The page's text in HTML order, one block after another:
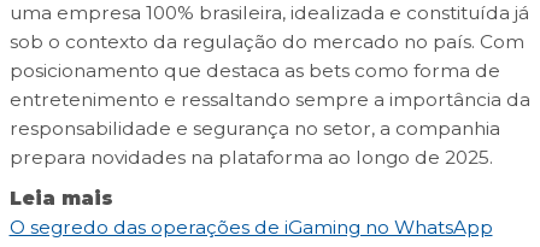
uma empresa 100% brasileira, idealizada e constituída já
sob o contexto da regulação do mercado no país. Com
posicionamento que destaca as bets como forma de
entretenimento e ressaltando sempre a importância da
responsabilidade e segurança no setor, a companhia
prepara novidades na plataforma ao longo de 2025.
Leia mais
O segredo das operações de iGaming no WhatsApp